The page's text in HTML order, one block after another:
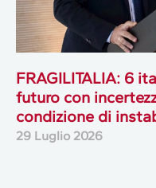
FRAGILITALIA: 6
futuro con
condizione di
29 Luglio 2026